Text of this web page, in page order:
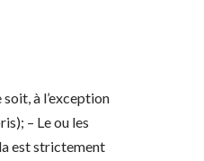
à l’exception
– Le ou les
est strictement